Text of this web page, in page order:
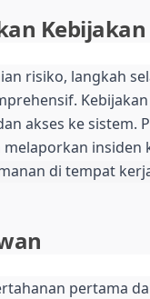
of
Data-
risiko, langkah
akses ke sistem.
insiden
di tempat
pertama